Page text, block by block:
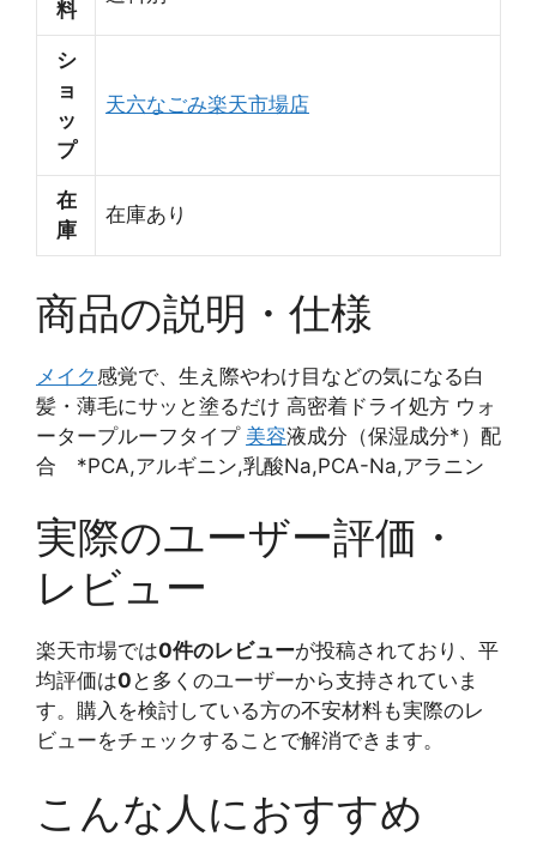
料
シ
ョ
ッ
プ
天六なごみ楽天市場店
在
庫
在庫あり
商品の説明・仕様
メイク 感覚で、生え際やわけ目などの気になる白
髪・薄毛にサッと塗るだけ 高密着ドライ処方 ウォ
ータープルーフタイプ 美容液成分（保湿成分*）配
合 *PCA,アルギニン,乳酸Na,PCA-Na,アラニン
実際のユーザー評価・
レビュー
楽天市場では0件のレビューが投稿されており、平
均評価は0 と多くのユーザーから支持されていま
す。購入を検討している方の不安材料も実際のレ
ビューをチェックすることで解消できます。
こんな人におすすめ